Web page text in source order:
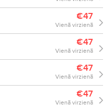
€47
Vienā virzienā
€47
Vienā virzienā
€47
Vienā virzienā
€47
Vienā virzienā